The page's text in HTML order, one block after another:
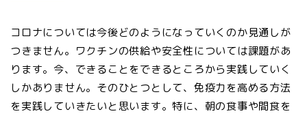
コロナについては今後どのようになっていくのか見通しが
つきません。ワクチンの供給や安全性については課題があ
ります。今、できることをできるところから実践していく
しかありません。そのひとつとして、免疫力を高める方法
を実践していきたいと思います。特に、朝の食事や間食を